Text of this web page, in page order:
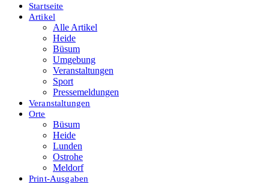
Startseite
Artikel
Alle Artikel
Heide
Büsum
Umgebung
Veranstaltungen
Sport
Pressemeldungen
Veranstaltungen
Orte
Büsum
Heide
Lunden
Ostrohe
Meldorf
Print-Ausgaben